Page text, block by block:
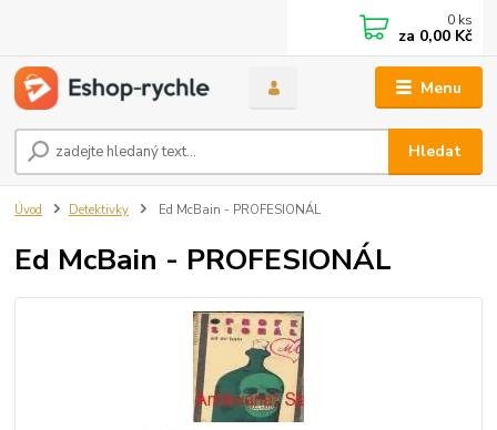
Menu
Hledat
0 ks
za 0,00 Kč
Úvod Detektivky Ed McBain - PROFESIONÁL
Ed McBain - PROFESIONÁL